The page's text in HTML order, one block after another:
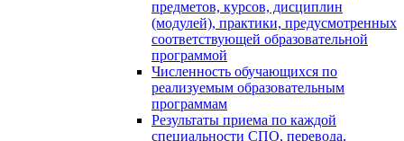
предметов, курсов, дисциплин
(модулей), практики, предусмотренных
соответствующей образовательной
программой
Численность обучающихся по
реализуемым образовательным
программам
Результаты приема по каждой
специальности СПО, перевода,